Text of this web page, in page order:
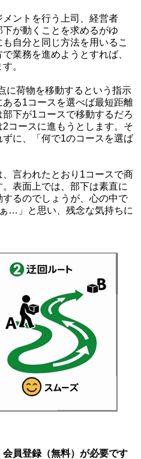
ントを行う上司、経営者
が動くことを求めるがゆ
自分と同じ方法を用いるこ
業務を進めようとすれば、
。
荷物を移動するという指示
る1コースを選べば最短距離
下が1コースで移動するだろ
コースに進もうとします。そ
に、「何で1のコースを選ば
言われたとおり1コースで商
表面上では、部下は素直に
するのでしょうが、心の中で
…」と思い、残念な気持ちに
員登録（無料）が必要です